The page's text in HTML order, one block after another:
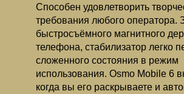
Способен удовлетворить
требования любого оператора.
быстросъёмного магнитного
телефона, стабилизатор легко
сложенного состояния в режим
использования. Osmo Mobile 6
когда вы его раскрываете и